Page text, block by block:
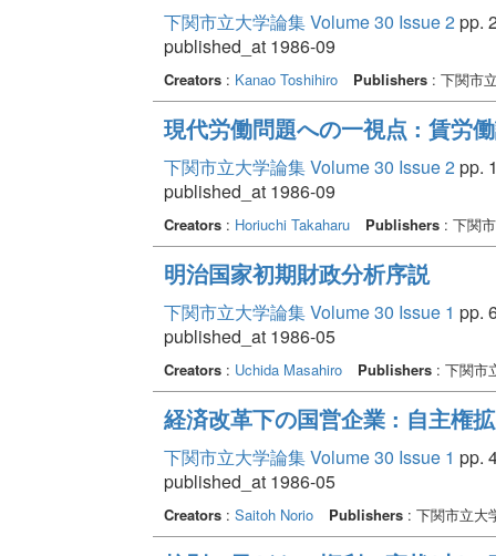
下関市立大学論集 Volume 30 Issue 2pp.
published_at 1986-09
Creators: Kanao Toshihiro Publishers: 下関市
現代労働問題への一視点 : 賃労
下関市立大学論集 Volume 30 Issue 2pp.
published_at 1986-09
Creators: Horiuchi Takaharu Publishers: 下関
明治国家初期財政分析序説
下関市立大学論集 Volume 30 Issue 1 pp.
published_at 1986-05
Creators: Uchida Masahiro Publishers: 下関市
経済改革下の国営企業 : 自主権
下関市立大学論集 Volume 30 Issue 1 pp.
published_at 1986-05
Creators: Saitoh Norio Publishers: 下関市立大